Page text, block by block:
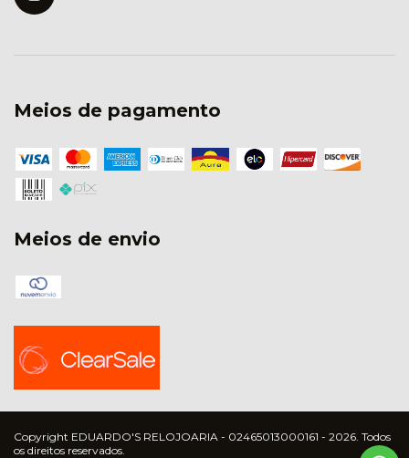
Meios de pagamento
Meios de envio
Copyright EDUARDO'S RELOJOARIA - 02465013000161 - 2026. Todos
os direitos reservados.